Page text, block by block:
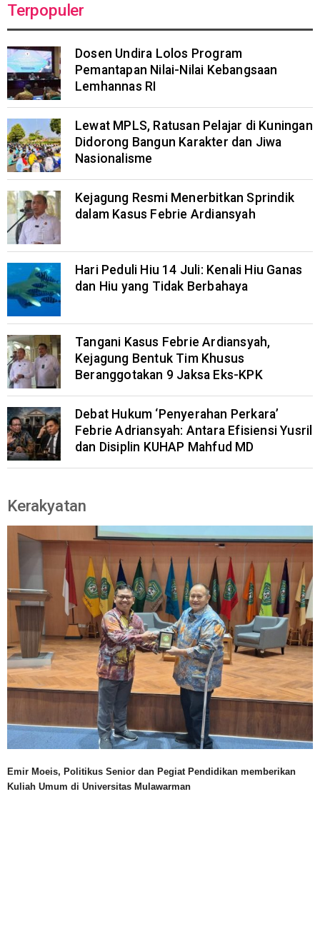
Terpopuler
Dosen Undira Lolos Program
Pemantapan Nilai-Nilai Kebangsaan
Lemhannas RI
Lewat MPLS, Ratusan Pelajar di Kuningan
Didorong Bangun Karakter dan Jiwa
Nasionalisme
Kejagung Resmi Menerbitkan Sprindik
dalam Kasus Febrie Ardiansyah
Hari Peduli Hiu 14 Juli: Kenali Hiu Ganas
dan Hiu yang Tidak Berbahaya
Tangani Kasus Febrie Ardiansyah,
Kejagung Bentuk Tim Khusus
Beranggotakan 9 Jaksa Eks-KPK
Debat Hukum ‘Penyerahan Perkara’
Febrie Adriansyah: Antara Efisiensi Yusril
dan Disiplin KUHAP Mahfud MD
Kerakyatan
Emir Moeis, Politikus Senior dan Pegiat Pendidikan memberikan
Kuliah Umum di Universitas Mulawarman